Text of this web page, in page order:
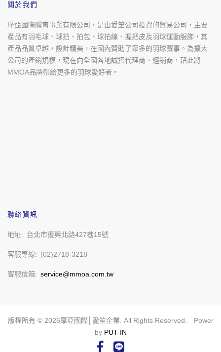
關於我們
摩亞國際體育事業有限公司，是由愛笙公司投資的貿易公司，主要
產品有羽毛球、球拍、拍包、球拍線、握把皮及羽球運動服飾，其
產品品質卓越，設計精美，在國內贊助了眾多的羽球賽事。為擴大
公司的產銷規模，現在向全國各地誠招代理商、經銷商，藉此將
MMOA品牌帶給更多的羽球愛好者。
聯絡資訊
地址 台北市復興北路427巷15號
客服專線 (02)2718-3218
客服信箱 service@mmoa.com.tw
版權所有 © 2026摩亞國際│愛笙企業. All Rights Reserved. Power
by PUT-IN